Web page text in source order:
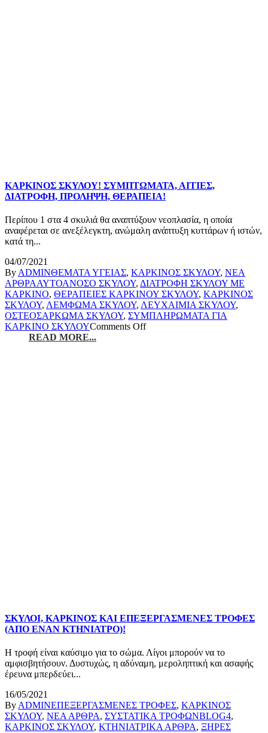
ΚΑΡΚΙΝΟΣ ΣΚΥΛΟΥ! ΣΥΜΠΤΩΜΑΤΑ, ΑΙΤΙΕΣ,
ΔΙΑΤΡΟΦΗ, ΠΡΟΛΗΨΗ, ΘΕΡΑΠΕΙΑ!
Περίπου 1 στα 4 σκυλιά θα αναπτύξουν νεοπλασία, η οποία
αναφέρεται σε ανεξέλεγκτη, ανώμαλη ανάπτυξη κυττάρων ή ιστών,
κατά τη...
04/07/2021
By ADMINΘΕΜΑΤΑ ΥΓΕΙΑΣ, ΚΑΡΚΙΝΟΣ ΣΚΥΛΟΥ, ΝΕΑ
ΑΡΘΡΑΑΥΤΟΑΝΟΣΟ ΣΚΥΛΟΥ, ΔΙΑΤΡΟΦΗ ΣΚΥΛΟΥ ΜΕ
ΚΑΡΚΙΝΟ, ΘΕΡΑΠΕΙΕΣ ΚΑΡΚΙΝΟΥ ΣΚΥΛΟΥ, ΚΑΡΚΙΝΟΣ
ΣΚΥΛΟΥ, ΛΕΜΦΩΜΑ ΣΚΥΛΟΥ, ΛΕΥΧΑΙΜΙΑ ΣΚΥΛΟΥ,
ΟΣΤΕΟΣΑΡΚΩΜΑ ΣΚΥΛΟΥ, ΣΥΜΠΛΗΡΩΜΑΤΑ ΓΙΑ
ΚΑΡΚΙΝΟ ΣΚΥΛΟΥComments Off
READ MORE...
ΣΚΥΛΟΙ, ΚΑΡΚΙΝΟΣ ΚΑΙ ΕΠΕΞΕΡΓΑΣΜΕΝΕΣ ΤΡΟΦΕΣ
(ΑΠΟ ΕΝΑΝ ΚΤΗΝΙΑΤΡΟ)!
Η τροφή είναι καύσιμο για το σώμα. Λίγοι μπορούν να το
αμφισβητήσουν. Δυστυχώς, η αδύναμη, μεροληπτική και ασαφής
έρευνα μπερδεύει...
16/05/2021
By ADMINΕΠΕΞΕΡΓΑΣΜΕΝΕΣ ΤΡΟΦΕΣ, ΚΑΡΚΙΝΟΣ
ΣΚΥΛΟΥ, ΝΕΑ ΑΡΘΡΑ, ΣΥΣΤΑΤΙΚΑ ΤΡΟΦΩΝBLOG4,
ΚΑΡΚΙΝΟΣ ΣΚΥΛΟΥ, ΚΤΗΝΙΑΤΡΙΚΑ ΑΡΘΡΑ, ΞΗΡΕΣ